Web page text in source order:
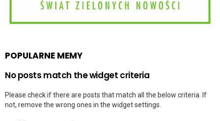
POPULARNE MEMY
No posts match the widget criteria
Please check if there are posts that match all the below criteria. If
not, remove the wrong ones in the widget settings.